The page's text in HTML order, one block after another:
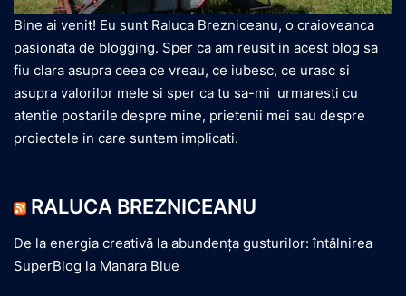
Bine ai venit! Eu sunt Raluca Brezniceanu, o craioveanca
pasionata de blogging. Sper ca am reusit in acest blog sa
fiu clara asupra ceea ce vreau, ce iubesc, ce urasc si
asupra valorilor mele si sper ca tu sa-mi urmaresti cu
atentie postarile despre mine, prietenii mei sau despre
proiectele in care suntem implicati.
RALUCA BREZNICEANU
De la energia creativă la abundența gusturilor: întâlnirea
SuperBlog la Manara Blue